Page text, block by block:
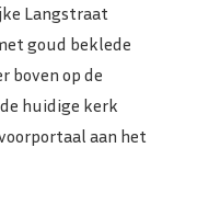
Langstraat
goud beklede
boven op de
huidige kerk
aan het